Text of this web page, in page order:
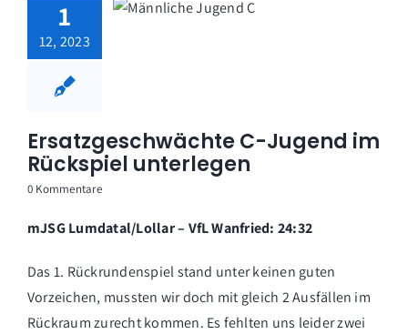
1
12, 2023
Ersatzgeschwächte C-Jugend im
Rückspiel unterlegen
0 Kommentare
mJSG Lumdatal/Lollar – VfL Wanfried: 24:32
Das 1. Rückrundenspiel stand unter keinen guten
Vorzeichen, mussten wir doch mit gleich 2 Ausfällen im
Rückraum zurecht kommen. Es fehlten uns leider zwei